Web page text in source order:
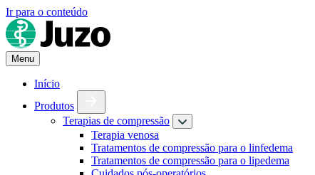
Ir para o conteúdo
Menu
Início
Produtos
Terapias de compressão
Terapia venosa
Tratamentos de compressão para o linfedema
Tratamentos de compressão para o lipedema